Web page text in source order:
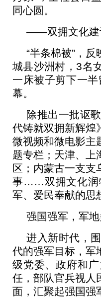
同心圆。
——双拥文化建
“半条棉被”，
城县沙洲村，3名
一床被子剪下一
幕。
除推出一批讴
代铸就双拥新辉煌
微视频和微电影主
题专栏；天津、上
区；内蒙古一支支
事……双拥文化润
军、爱民奉献的思
强国强军，军
进入新时代，
代的强军目标，军
级党委、政府和
任，部队官兵视人
面，汇聚起强国强